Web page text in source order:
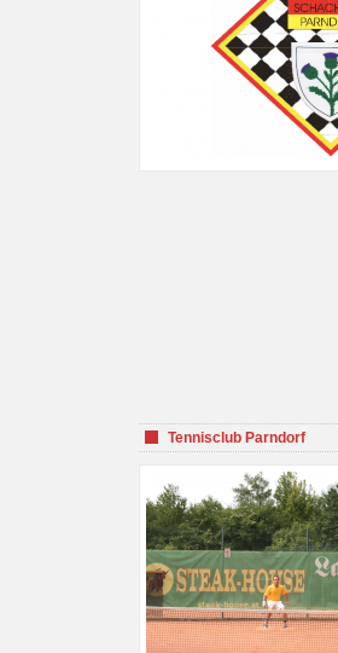
Tennisclub Parndorf